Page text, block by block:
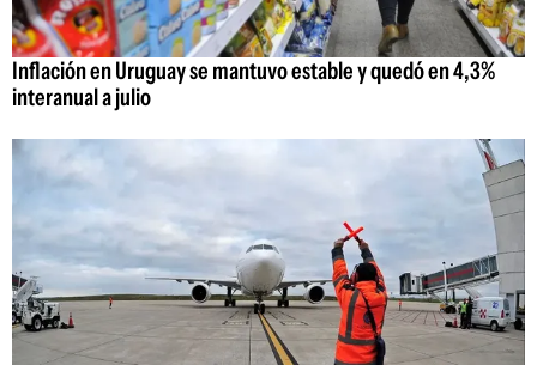
Inflación en Uruguay se mantuvo estable y quedó en 4,3%
interanual a julio